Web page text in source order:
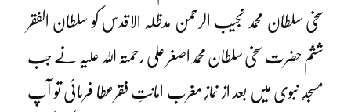
سخی سلطان محمد نجیب الرحمن مدظلہ الاقدس کو سلطان الفقر
ششم حضرت سخی سلطان محمداصغر علی رحمتہ اللہ علیہ نے جب
مسجدِ نبوی میں بعد از نمازِ مغرب امانتِ فقرعطا فرمائی تو آپ